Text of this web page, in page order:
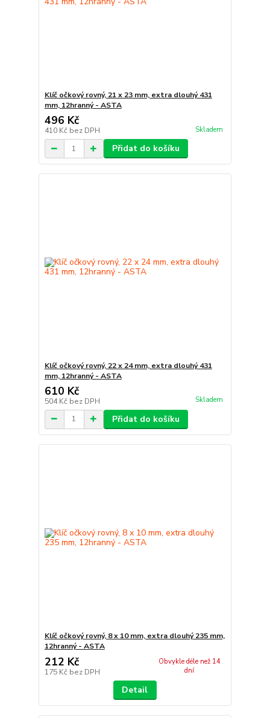
Klíč očkový rovný, 21 x 23 mm, extra dlouhý 431
mm, 12hranný - ASTA
496 Kč
410 Kč bez DPH Skladem
Přidat do košíku
Klíč očkový rovný, 22 x 24 mm, extra dlouhý 431
mm, 12hranný - ASTA
610 Kč
504 Kč bez DPH Skladem
Přidat do košíku
Klíč očkový rovný, 8 x 10 mm, extra dlouhý 235 mm,
12hranný - ASTA
212 Kč
175 Kč bez DPH
Obvykle déle než 14
dní
Detail